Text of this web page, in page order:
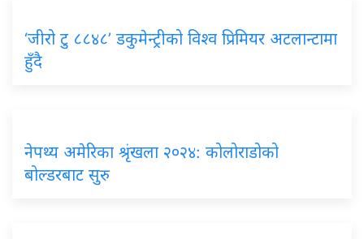
‘जीरो टु ८८४८’ डकुमेन्ट्रीको विश्व प्रिमियर अटलान्टामा
हुँदै
नेपथ्य अमेरिका श्रृंखला २०२४: कोलोराडोको
बोल्डरबाट सुरु